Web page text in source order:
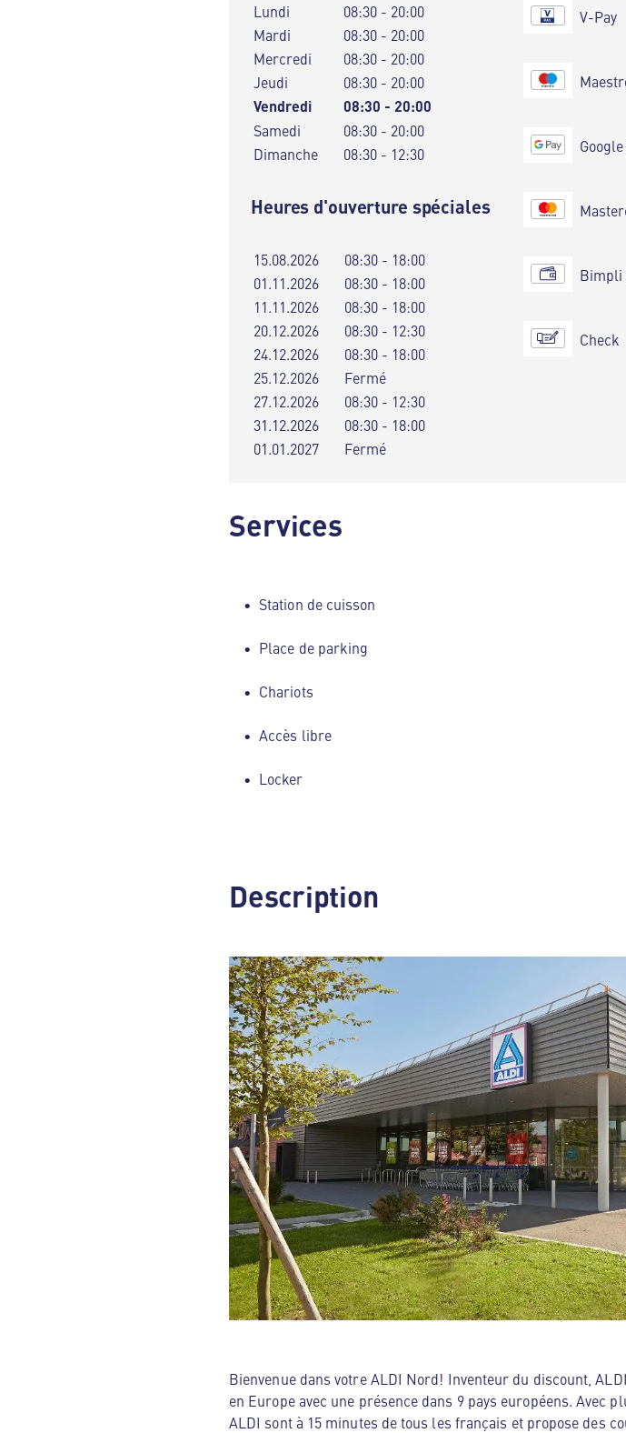
Lundi
08:30 - 20:00
Mardi
08:30 - 20:00
Mercredi
08:30 - 20:00
Jeudi
08:30 - 20:00
Vendredi 08:30 - 20:00
Samedi
08:30 - 20:00
Dimanche
08:30 - 12:30
Heures d'ouverture spéciales
15.08.2026
08:30 - 18:00
01.11.2026
08:30 - 18:00
11.11.2026
08:30 - 18:00
20.12.2026
08:30 - 12:30
24.12.2026
08:30 - 18:00
25.12.2026
Fermé
27.12.2026
08:30 - 12:30
31.12.2026
08:30 - 18:00
01.01.2027
Fermé
V-Pay
Bimpli
Check
Services
Station de cuisson
Place de parking
Chariots
Accès libre
Locker
Description
Bienvenue dans votre ALDI Nord! Inventeur du discount,
en Europe avec une présence dans 9 pays européens. Avec
ALDI sont à 15 minutes de tous les français et propose des